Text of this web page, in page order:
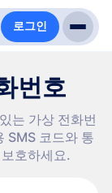
로그인
번호
는 가상 전화번
SMS 코드와 통
호하세요.